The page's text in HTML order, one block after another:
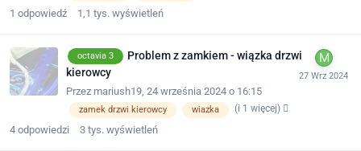
1 odpowiedź 1,1 tys. wyświetleń
octavia 3
Problem z zamkiem - wiązka drzwi
kierowcy
Przez mariush19, 24 września 2024 o 16:15
zamek drzwi kierowcy wiazka (i 1 więcej)
4 odpowiedzi 3 tys. wyświetleń